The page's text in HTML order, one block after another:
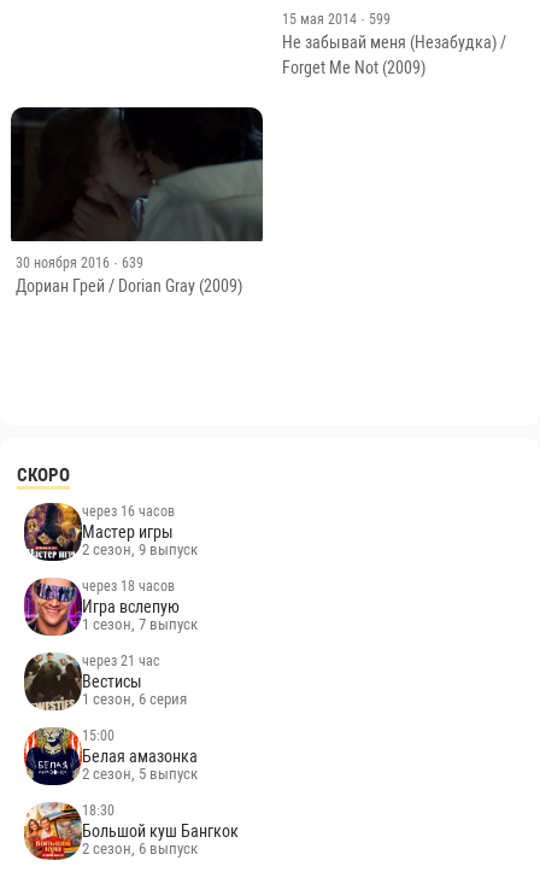
15 мая 2014 · 599
Не забывай меня (Незабудка) /
Forget Me Not (2009)
30 ноября 2016 · 639
Дориан Грей / Dorian Gray (2009)
СКОРО
через 16 часов
Мастер игры
2 сезон, 9 выпуск
через 18 часов
Игра вслепую
1 сезон, 7 выпуск
через 21 час
Вестисы
1 сезон, 6 серия
15:00
Белая амазонка
2 сезон, 5 выпуск
18:30
Большой куш Бангкок
2 сезон, 6 выпуск